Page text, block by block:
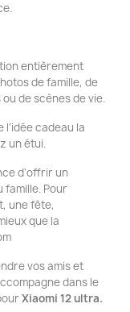
entièrement
de famille, de
de scènes de vie.
l'idée cadeau la
un étui.
d'offrir un
famille. Pour
une fête,
que la
vos amis et
dans le
Xiaomi 12 ultra.